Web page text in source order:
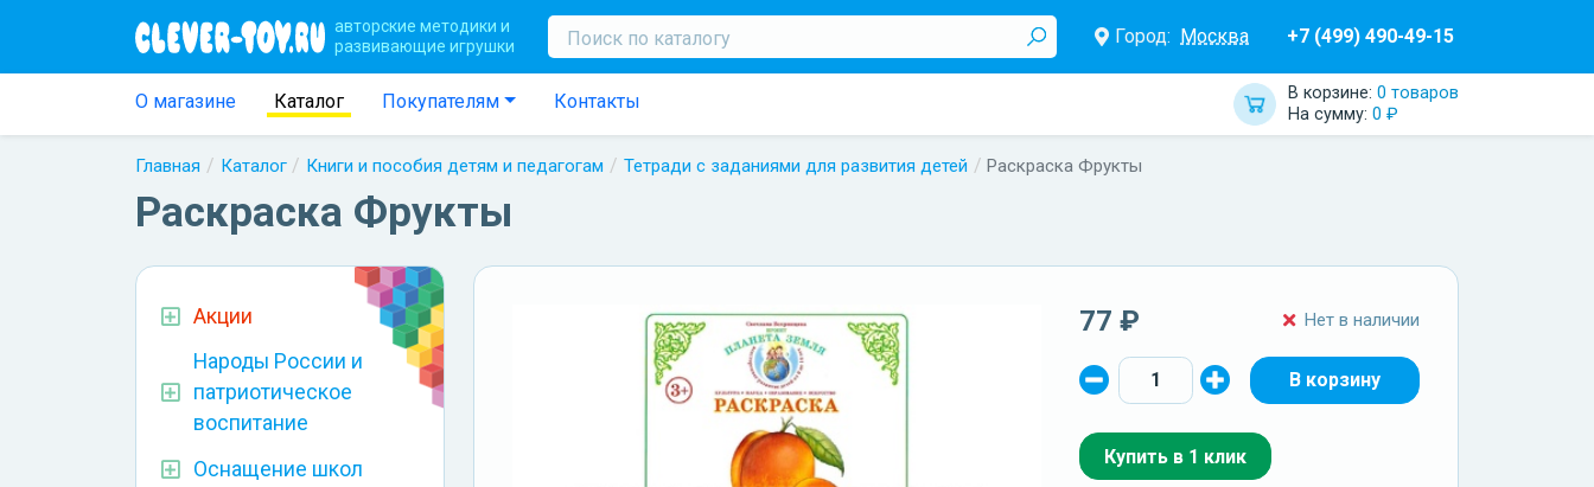
авторские методики и
развивающие игрушки
Город: Москва +7 (499) 490-49-15
О магазине Каталог Покупателям Контакты В корзине: 0 товаров
На сумму: 0 ₽
Главная Каталог Книги и пособия детям и педагогам Тетради с заданиями для развития детей Раскраска Фрукты
Раскраска Фрукты
Акции
Народы России и
патриотическое
воспитание
Оснащение школ
77 ₽ Нет в наличии
Купить в 1 клик